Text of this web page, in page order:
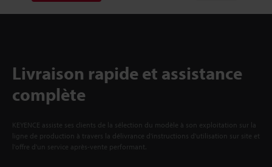
Livraison rapide et assistance
complète
KEYENCE assiste ses clients de la sélection du modèle à son exploitation sur la
ligne de production à travers la délivrance d'instructions d'utilisation sur site et
l'offre d'un service après-vente performant.